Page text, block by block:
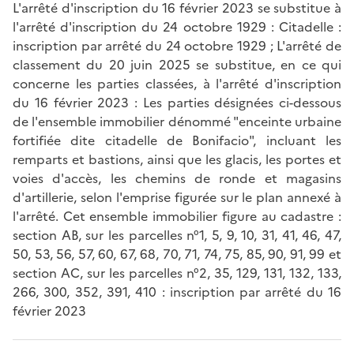
L'arrêté d'inscription du 16 février 2023 se substitue à
l'arrêté d'inscription du 24 octobre 1929 : Citadelle :
inscription par arrêté du 24 octobre 1929 ; L'arrêté de
classement du 20 juin 2025 se substitue, en ce qui
concerne les parties classées, à l'arrêté d'inscription
du 16 février 2023 : Les parties désignées ci-dessous
de l'ensemble immobilier dénommé "enceinte urbaine
fortifiée dite citadelle de Bonifacio", incluant les
remparts et bastions, ainsi que les glacis, les portes et
voies d'accès, les chemins de ronde et magasins
d'artillerie, selon l'emprise figurée sur le plan annexé à
l'arrêté. Cet ensemble immobilier figure au cadastre :
section AB, sur les parcelles n°1, 5, 9, 10, 31, 41, 46, 47,
50, 53, 56, 57, 60, 67, 68, 70, 71, 74, 75, 85, 90, 91, 99 et
section AC, sur les parcelles n°2, 35, 129, 131, 132, 133,
266, 300, 352, 391, 410 : inscription par arrêté du 16
février 2023